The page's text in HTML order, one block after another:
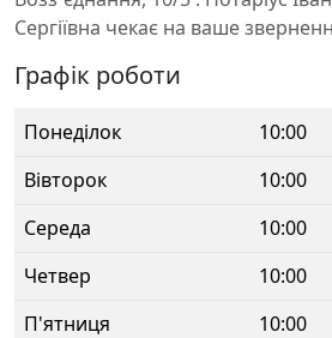
Сергіївна чекає на ваше
Графік роботи
Понеділок 10:00
Вівторок
10:00
Середа
10:00
Четвер
10:00
П'ятниця
10:00